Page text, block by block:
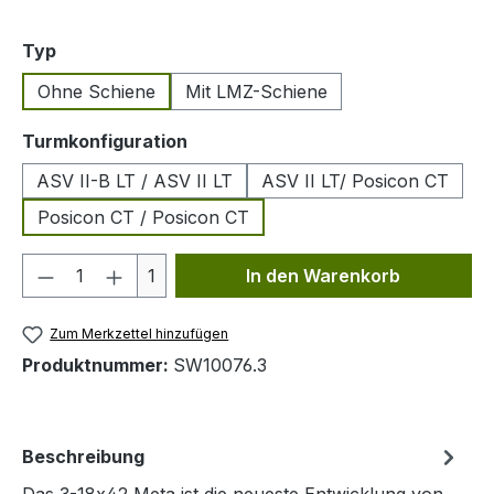
Typauswählen
Ohne Schiene
Mit LMZ-Schiene
Turmkonfiguration
ASV II-B LT / ASV II LT
ASV II LT/ Posicon CT
Posicon CT / Posicon CT
Produkt Anzahl: Gib den
1 In den Warenkorb
Zum Merkzettel hinzufügen
Produktnummer: SW10076.3
Beschreibung